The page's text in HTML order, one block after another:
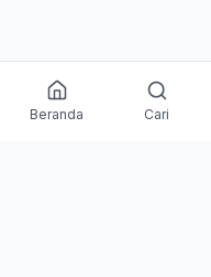
Beranda Cari